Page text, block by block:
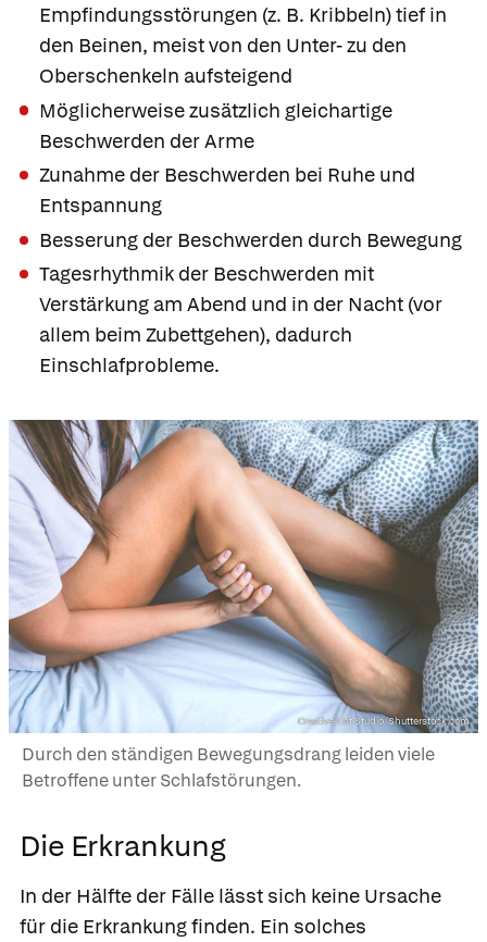
Empfindungsstörungen (z. B. Kribbeln) tief in
den Beinen, meist von den Unter- zu den
Oberschenkeln aufsteigend
Möglicherweise zusätzlich gleichartige
Beschwerden der Arme
Zunahme der Beschwerden bei Ruhe und
Entspannung
Besserung der Beschwerden durch Bewegung
Tagesrhythmik der Beschwerden mit
Verstärkung am Abend und in der Nacht (vor
allem beim Zubettgehen), dadurch
Einschlafprobleme.
Creative Cat Studio/Shutterstock.com
Durch den ständigen Bewegungsdrang leiden viele
Betroffene unter Schlafstörungen.
Die Erkrankung
In der Hälfte der Fälle lässt sich keine Ursache
für die Erkrankung finden. Ein solches